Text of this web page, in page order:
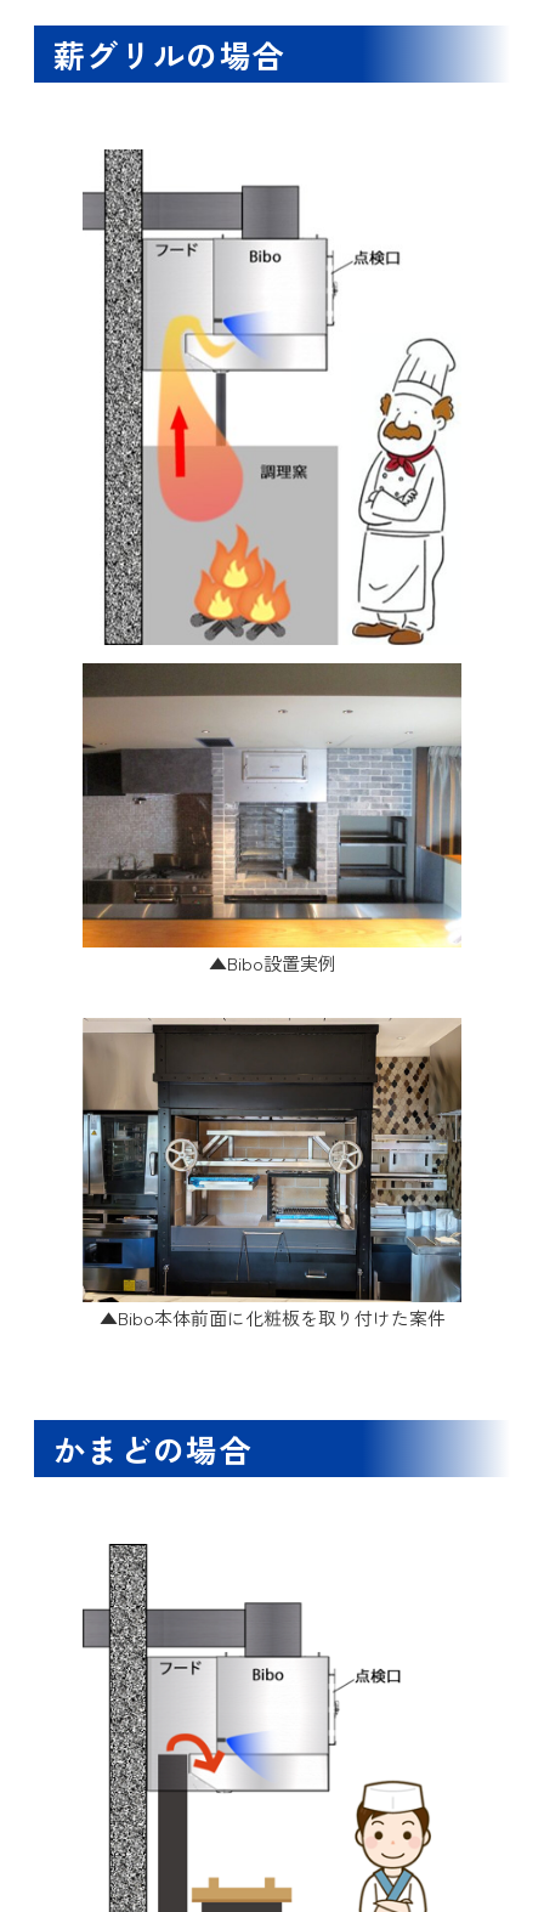
薪グリルの場合
▲Bibo設置実例
▲Bibo本体前面に化粧板を取り付けた案件
かまどの場合